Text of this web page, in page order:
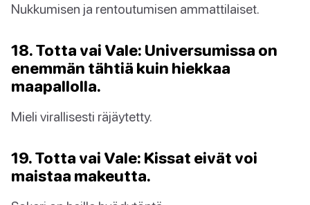
Nukkumisen ja rentoutumisen ammattilaiset.
18. Totta vai Vale: Universumissa on
enemmän tähtiä kuin hiekkaa
maapallolla.
Mieli virallisesti räjäytetty.
19. Totta vai Vale: Kissat eivät voi
maistaa makeutta.